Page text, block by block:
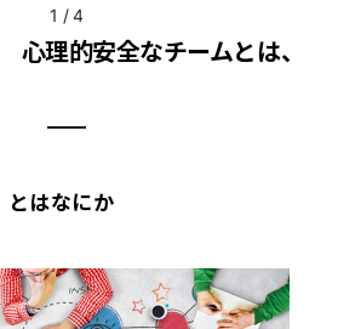
1 /4
心理的安全なチームとは、
とはなにか